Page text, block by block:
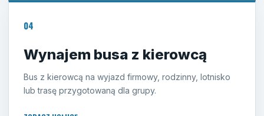
04
Wynajem busa z kierowcą
Bus z kierowcą na wyjazd firmowy, rodzinny, lotnisko
lub trasę przygotowaną dla grupy.